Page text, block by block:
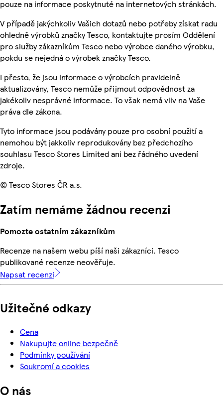
pouze na informace poskytnuté na internetových stránkách.
V případě jakýchkoliv Vašich dotazů nebo potřeby získat radu
ohledně výrobků značky Tesco, kontaktujte prosím Oddělení
pro služby zákazníkům Tesco nebo výrobce daného výrobku,
pokdu se nejedná o výrobek značky Tesco.
I přesto, že jsou informace o výrobcích pravidelně
aktualizovány, Tesco nemůže přijmout odpovědnost za
jakékoliv nesprávné informace. To však nemá vliv na Vaše
práva dle zákona.
Tyto informace jsou podávány pouze pro osobní použití a
nemohou být jakkoliv reprodukovány bez předchozího
souhlasu Tesco Stores Limited ani bez řádného uvedení
zdroje.
© Tesco Stores ČR a.s.
Zatím nemáme žádnou recenzi
Pomozte ostatním zákazníkům
Recenze na našem webu píší naši zákazníci. Tesco
publikované recenze neověřuje.
Napsat recenzi
Užitečné odkazy
Cena
Nakupujte online bezpečně
Podmínky používání
Soukromí a cookies
O nás